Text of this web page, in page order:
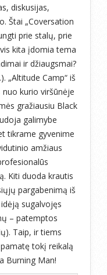
diskusijas,
Štai „Coversation
prie stalų, prie
kita įdomia tema
ir džiaugsmai?
„Altitude Camp“ iš
kurio viršūnėje
gražiausiu Black
galimybe
tikrame gyvenime
amžiaus
Kiti duoda krautis
pargabenimą iš
sugalvojęs
– patemptos
Taip, ir tiems
tokį reikalą
Burning Man!